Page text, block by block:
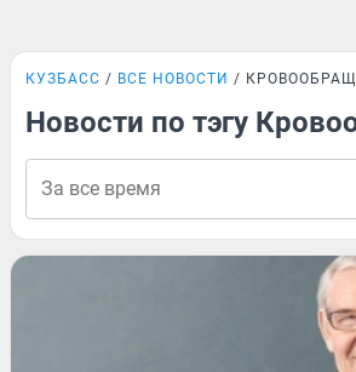
КУЗБАСС ВСЕ НОВОСТИ
Новости по тэгу